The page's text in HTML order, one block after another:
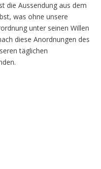
die Aussendung aus dem
was ohne unsere
unter seinen Willen
diese Anordnungen des
täglichen